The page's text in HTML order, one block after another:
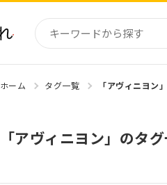
ホーム タグ一覧 「アヴィニヨン
「アヴィニヨン」のタ